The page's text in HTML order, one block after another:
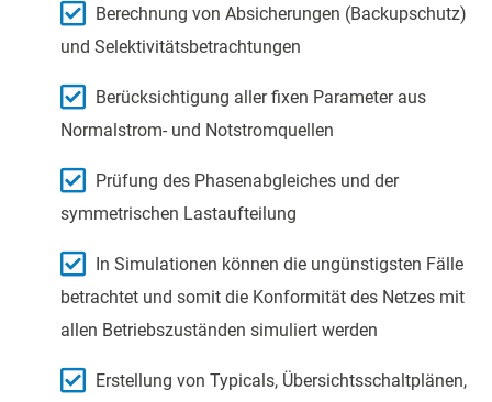
Berechnung von Absicherungen (Backupschutz)
und Selektivitätsbetrachtungen
Berücksichtigung aller fixen Parameter aus
Normalstrom- und Notstromquellen
Prüfung des Phasenabgleiches und der
symmetrischen Lastaufteilung
In Simulationen können die ungünstigsten Fälle
betrachtet und somit die Konformität des Netzes mit
allen Betriebszuständen simuliert werden
Erstellung von Typicals, Übersichtsschaltplänen,